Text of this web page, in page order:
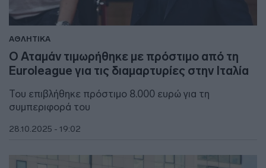
ΑΘΛΗΤΙΚΑ
Ο Αταμάν τιμωρήθηκε με πρόστιμο από τη
Euroleague για τις διαμαρτυρίες στην Ιταλία
Του επιβλήθηκε πρόστιμο 8.000 ευρώ για τη
συμπεριφορά του
28.10.2025 - 19:02